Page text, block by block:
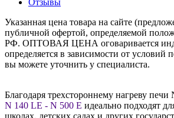
Указанная цена товара на сайте
публичной офертой, определяемой
РФ. ОПТОВАЯ ЦЕНА оговаривается
определяется в зависимости от условий
вы можете уточнить у специалиста.
Благодаря трехстороннему нагреву печи
N 140 LE - N 500 E идеально подходят
школах, детских садах и других